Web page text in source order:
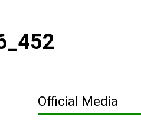
Official Media